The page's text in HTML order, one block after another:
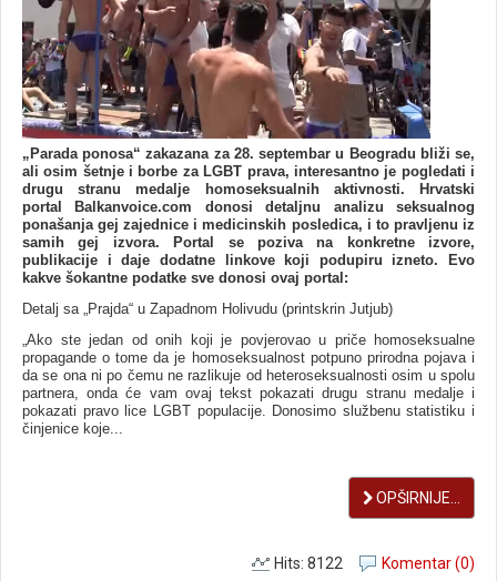
„Parada ponosa“ zakazana za 28. septembar u Beogradu bliži se,
ali osim šetnje i borbe za LGBT prava, interesantno je pogledati i
drugu stranu medalјe homoseksualnih aktivnosti. Hrvatski
portal Balkanvoice.com donosi detalјnu analizu seksualnog
ponašanja gej zajednice i medicinskih posledica, i to pravlјenu iz
samih gej izvora. Portal se poziva na konkretne izvore,
publikacije i daje dodatne linkove koji podupiru izneto. Evo
kakve šokantne podatke sve donosi ovaj portal:
Detalј sa „Prajda“ u Zapadnom Holivudu (printskrin Jutjub)
„Ako ste jedan od onih koji je povjerovao u priče homoseksualne
propagande o tome da je homoseksualnost potpuno prirodna pojava i
da se ona ni po čemu ne razlikuje od heteroseksualnosti osim u spolu
partnera, onda će vam ovaj tekst pokazati drugu stranu medalјe i
pokazati pravo lice LGBT populacije. Donosimo službenu statistiku i
činjenice koje...
OPŠIRNIJE...
Komentar (0)
Hits: 8122